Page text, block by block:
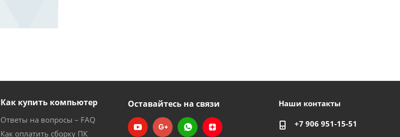
Как купить компьютер
Ответы на вопросы – FAQ
Как оплатить сборку ПК
Оставайтесь на связи Наши контакты
+7 906 951-15-51